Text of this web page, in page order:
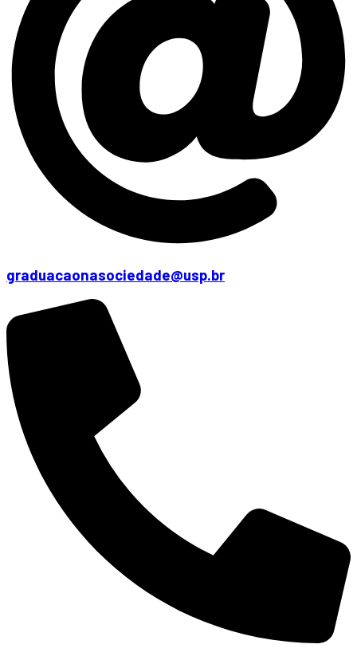
graduacaonasociedade@usp.br